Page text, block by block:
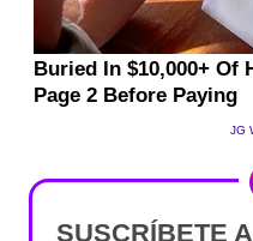
SUSCRÍBETE A